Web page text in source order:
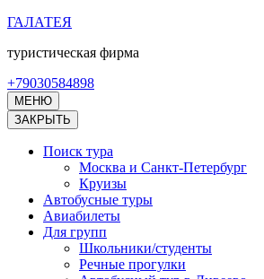
Перейти
содержимому
Enter)
ГАЛАТЕЯ
туристическая фирма
+79030584898
МЕНЮ
ЗАКРЫТЬ
Поиск тура
Москва и Санкт-Петербург
Круизы
Автобусные туры
Авиабилеты
Для групп
Школьники/студенты
Речные прогулки